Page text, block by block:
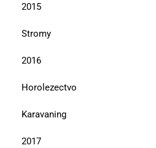
2015
Stromy
2016
Horolezectvo
Karavaning
2017